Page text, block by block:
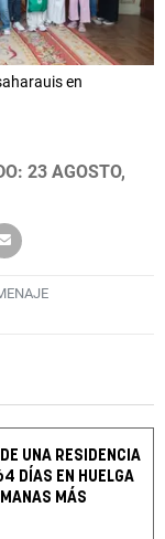
en
23 AGOSTO,
UNA RESIDENCIA
DÍAS EN HUELGA
MÁS